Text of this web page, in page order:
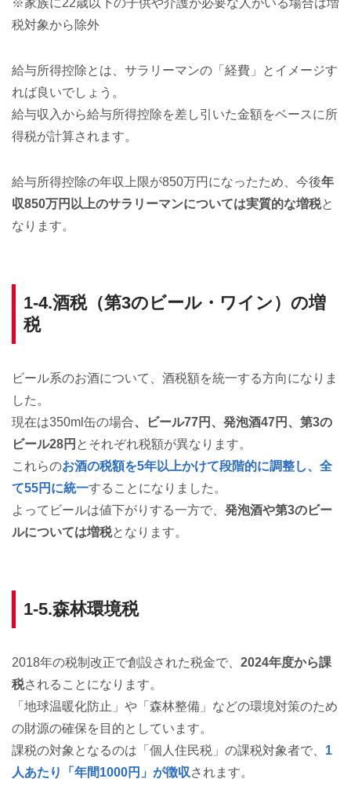
※家族に22歳以下の子供や介護が必要な人がいる場合は増
税対象から除外
給与所得控除とは、サラリーマンの「経費」とイメージす
れば良いでしょう。
給与収入から給与所得控除を差し引いた金額をベースに所
得税が計算されます。
給与所得控除の年収上限が850万円になったため、今後年
収850万円以上のサラリーマンについては実質的な増税と
なります。
1-4.酒税（第3のビール・ワイン）の増
税
ビール系のお酒について、酒税額を統一する方向になりま
した。
現在は350ml缶の場合、ビール77円、発泡酒47円、第3の
ビール28円 とそれぞれ税額が異なります。
これらのお酒の税額を5年以上かけて段階的に調整し、全
て55円に統一することになりました。
よってビールは値下がりする一方で、 発泡酒や第3のビー
ルについては増税となります。
1-5.森林環境税
2018年の税制改正で創設された税金で、 2024年度から課
税されることになります。
「地球温暖化防止」や「森林整備」などの環境対策のため
の財源の確保を目的としています。
課税の対象となるのは「個人住民税」の課税対象者で、 1
人あたり「年間1000円」が徴収 されます。